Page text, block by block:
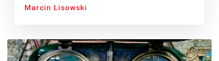
Marcin Lisowski